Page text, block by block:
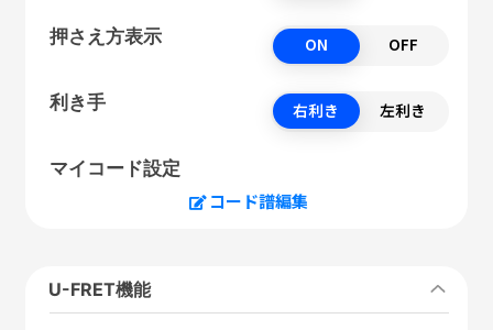
押さえ方表示 ON OFF
利き手 右利き 左利き
マイコード設定
コード譜編集
U-FRET機能